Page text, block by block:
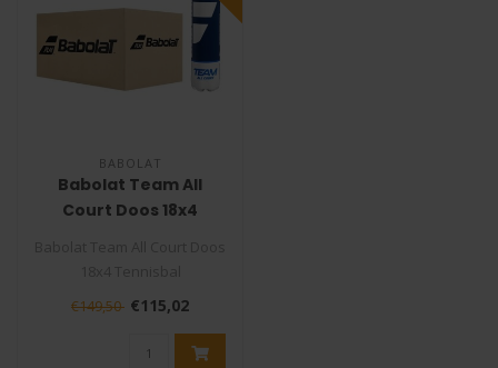
BABOLAT
Babolat Team All
Court Doos 18x4
De Babolat Team All Court is
de nieu..
€149,50 €115,02